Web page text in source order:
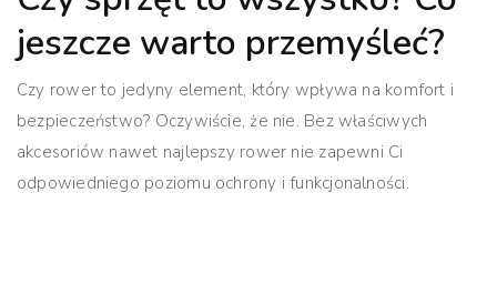
jeszcze warto przemyśleć?
Czy rower to jedyny element, który wpływa na komfort i
bezpieczeństwo? Oczywiście, że nie. Bez właściwych
akcesoriów nawet najlepszy rower nie zapewni Ci
odpowiedniego poziomu ochrony i funkcjonalności.